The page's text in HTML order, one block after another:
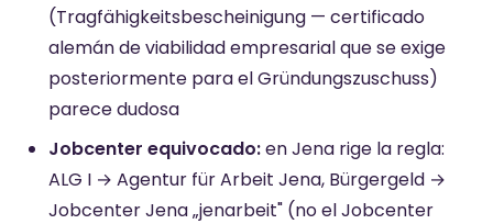
(Tragfähigkeitsbescheinigung — certificado
alemán de viabilidad empresarial que se exige
posteriormente para el Gründungszuschuss)
parece dudosa
Jobcenter equivocado:en Jena rige la regla:
ALG I → Agentur für Arbeit Jena, Bürgergeld →
Jobcenter Jena „jenarbeit" (no el Jobcenter